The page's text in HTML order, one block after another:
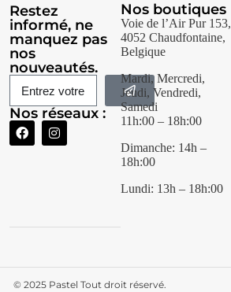
Restez
informé, ne
manquez pas
nos
nouveautés.
Nos réseaux :
Nos boutiques
Voie de l’Air Pur 153,
4052 Chaudfontaine,
Belgique
Mardi, Mercredi,
Jeudi, Vendredi,
Samedi
11h:00 – 18h:00
Dimanche: 14h –
18h:00
Lundi: 13h – 18h:00
© 2025 Pastel Tout droit réservé.